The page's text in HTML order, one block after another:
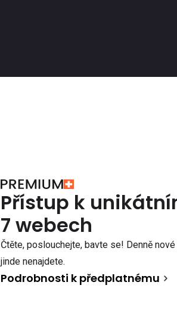
Přístup k
7 webech
Čtěte, poslouchejte, bavte se! Denně
jinde nenajdete.
Podrobnosti k předplatnému